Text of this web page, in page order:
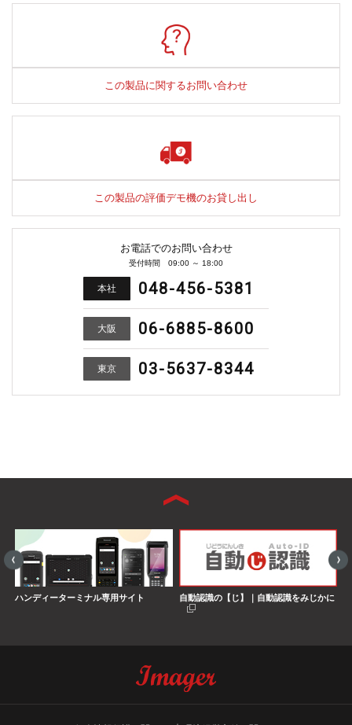
この製品に関するお問い合わせ
この製品の評価デモ機のお貸し出し
お電話でのお問い合わせ
受付時間 09:00 ～ 18:00
本社 048-456-5381
大阪 06-6885-8600
東京 03-5637-8344
ハンディーターミナル専用サイト 自動認識の【じ】｜自動認識をみじかに